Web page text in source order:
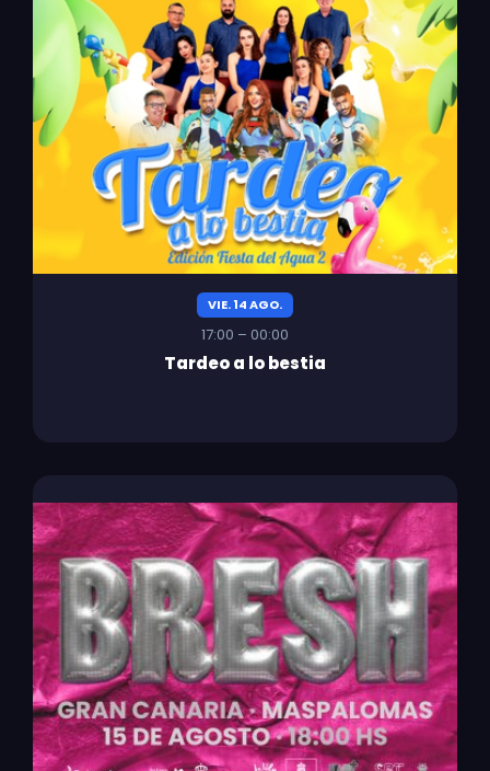
VIE. 14 AGO.
17:00 – 00:00
Tardeo a lo bestia